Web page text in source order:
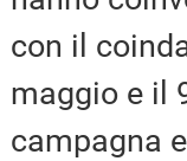
con il
maggio e il
campagna